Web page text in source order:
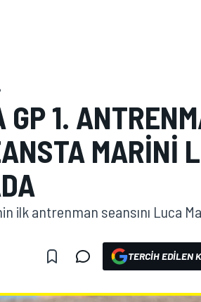
GP 1.
MARINI
ilk antrenman seansını Luca
TERCIH EDILEN